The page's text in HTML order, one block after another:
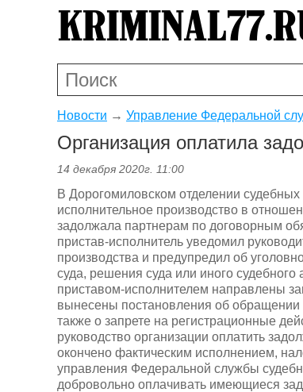
Новости → Управление Федеральной
Организация оплатила
14 декабря 2020г. 11:00
В Дорогомиловском отделении
исполнительное производство в
задолжала партнерам по договорным
пристав-исполнитель уведомил
производства и предупредил об
суда, решения суда или иного
приставом-исполнителем направлены
вынесены постановления об обращении
также о запрете на регистрационные
руководство организации оплатить
окончено фактическим исполнением,
управления Федеральной службы
добровольно оплачивать имеющиеся